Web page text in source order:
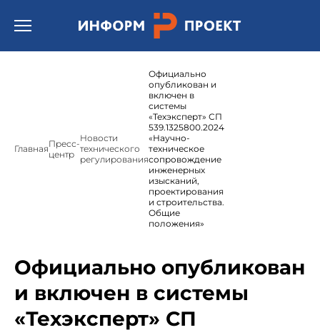
Открыть бургер меню.
ГлавнаяПресс-
центр
Новости
технического
регулирования
Официально
опубликован и
включен в
системы
«Техэксперт» СП
539.1325800.2024
«Научно-
техническое
сопровождение
инженерных
изысканий,
проектирования
и строительства.
Общие
положения»
Официально опубликован
и включен в системы
«Техэксперт» СП